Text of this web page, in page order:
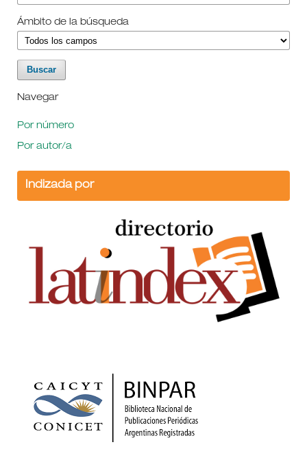
Ámbito de la búsqueda
Navegar
Por número
Por autor/a
Indizada por